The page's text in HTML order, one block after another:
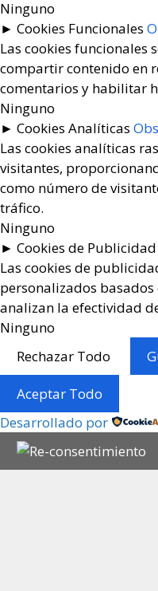
Ninguno
► Cookies Funcionales
Las cookies funcionales
compartir contenido en
comentarios y habilitar
Ninguno
► Cookies Analíticas
Las cookies analíticas
visitantes,
como número de
tráfico.
Ninguno
► Cookies de Publicidad
Las cookies de
personalizados
analizan la efectividad
Ninguno
Rechazar Todo
Aceptar Todo
Desarrollado por